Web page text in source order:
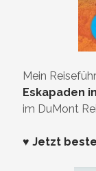
Mein
Eskapaden
im DuMont
♥ Jetzt